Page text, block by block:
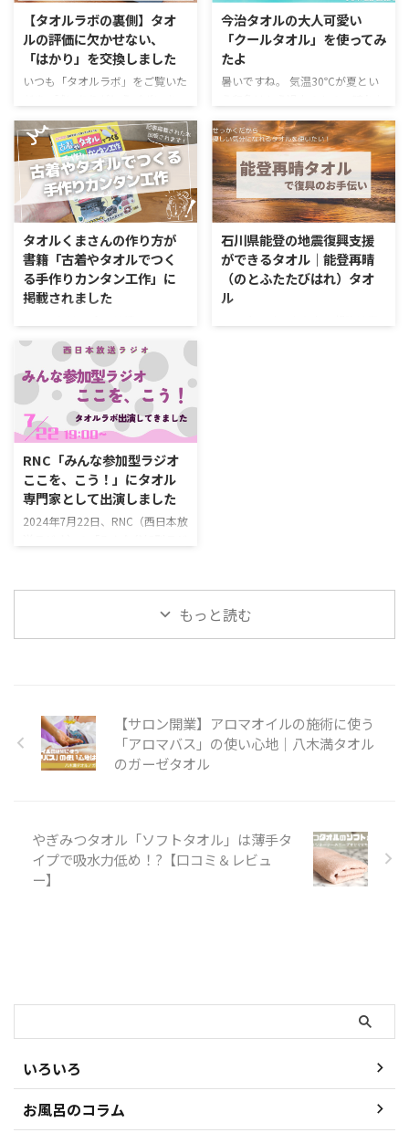
【タオルラボの裏側】タオ
ルの評価に欠かせない、
「はかり」を交換しました
いつも「タオルラボ」をご覧いた
す。 当サイトは、感覚的な使用
感だけでなく、タオルの機能を数
値化し、定量的に評価すること
で、本当に価値のあるタオル選び
のサポートを目指しています。
その定量評価の根幹をなす、非常
に重要なツールがあります。それ
が、タオルの重さを正確に測るた
めの「はかり」です。 今回、長
年活躍してくれた旧はかりが引退
し、新しい高精度なはかりを導入
交換の理由 評価の信頼性をさら
に高めるためにこれまで使用して
いた ...
今治タオルの大人可愛い
「クールタオル」を使ってみ
たよ
暑いですね。 気温30℃が夏とい
日になるととにかく家の中も酷暑
です。 外出先で便利なのが、ネ
ッククーラーだったりすると思い
ますが、汗が出るような場面では
なかなか快適さは持続しないとい
う欠点があったりします。 そん
な時には、冷たくて、汗の拭きと
りもできるタオルマフラーがおす
すめ。 今回は大人の女性が外で
つけても上品に見える、夏にぴっ
たりのタオルマフラーの紹介で
タオルくまさんの作り方が
書籍「古着やタオルでつく
る手作りカンタン工作」に
掲載されました
ースです。タオルラボを運営し始
めて8年目にして、ようやく出版
社からお声がかかり以前紹介した
「くまさんの作り方」の記事の内
容が掲載されることになりまし
た。 いつか贈り物としてのタオ
ルの素晴らしさを書籍化したいと
思ってたので、これはとても嬉し
いお話。 お声掛けいただいた工
学社には感謝しかないです。 書
籍に掲載される「タオルくまさん
称となります。既にamazonでは
予約注文ができる状態になって ...
石川県能登の地震復興支援
ができるタオル｜能登再晴
（のとふたたびはれ）タオ
ル
石川県にあったことがわかりまし
た。 自分たちで復興支援に ...
RNC「みんな参加型ラジオ
ここを、こう！」にタオル
専門家として出演しました
2024年7月22日、RNC（西日本放
てゲスト出演してきました。 西
日本放送ラジオは香川県にある放
るということは、やはり四国とい
うのは家庭での生活の質というの
にこだわりがあるのかもしれませ
もっと読む
【サロン開業】アロマオイルの施術に使う
「アロマバス」の使い心地｜八木満タオル
のガーゼタオル
やぎみつタオル「ソフトタオル」は薄手タ
イプで吸水力低め！?【口コミ＆レビュ
ー】
いろいろ
お風呂のコラム